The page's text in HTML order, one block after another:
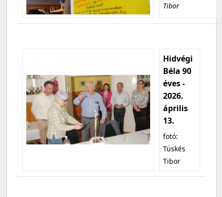
Tibor
Hidvégi
Béla 90
éves -
2026.
április
13.
fotó:
Tüskés
Tibor